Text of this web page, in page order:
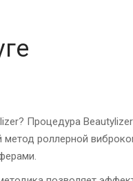
Процедура
метод роллерной